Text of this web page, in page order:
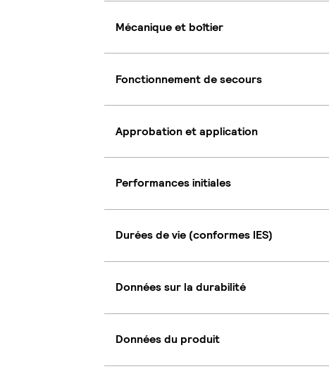
Mécanique et boîtier
Fonctionnement de secours
Approbation et application
Performances initiales
Durées de vie (conformes IES)
Données sur la durabilité
Données du produit